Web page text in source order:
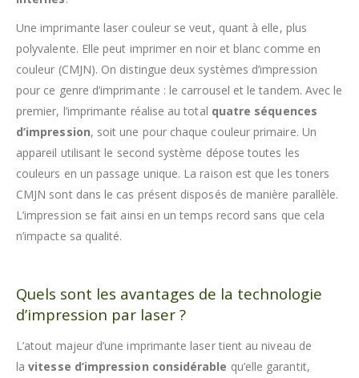
Une imprimante laser couleur se veut, quant à elle, plus
polyvalente. Elle peut imprimer en noir et blanc comme en
couleur (CMJN). On distingue deux systèmes d’impression
pour ce genre d’imprimante : le carrousel et le tandem. Avec le
premier, l’imprimante réalise au total quatre séquences
d’impression, soit une pour chaque couleur primaire. Un
appareil utilisant le second système dépose toutes les
couleurs en un passage unique. La raison est que les toners
CMJN sont dans le cas présent disposés de manière parallèle.
L’impression se fait ainsi en un temps record sans que cela
n’impacte sa qualité.
Quels sont les avantages de la technologie
d’impression par laser ?
L’atout majeur d’une imprimante laser tient au niveau de
lavitesse d’impression considérable qu’elle garantit,